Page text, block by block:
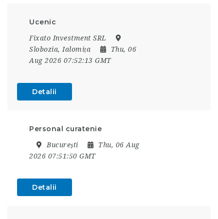
Ucenic
Fixato Investment SRL
Slobozia, Ialomița
Thu, 06
Aug 2026 07:52:13 GMT
Detalii
Personal curatenie
București
Thu, 06 Aug
2026 07:51:50 GMT
Detalii